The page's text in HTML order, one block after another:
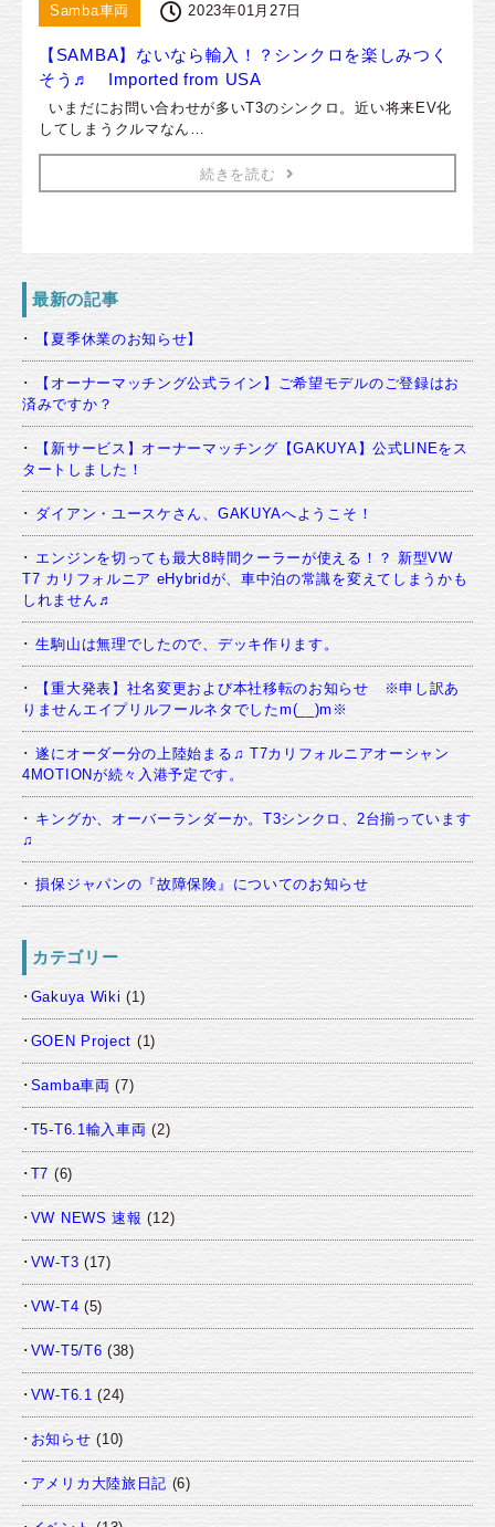
Samba車両 2023年01月27日
【SAMBA】ないなら輸入！？シンクロを楽しみつく
そう♬ Imported from USA
いまだにお問い合わせが多いT3のシンクロ。近い将来EV化
してしまうクルマなん…
続きを読む
最新の記事
【夏季休業のお知らせ】
【オーナーマッチング公式ライン】ご希望モデルのご登録はお
済みですか？
【新サービス】オーナーマッチング【GAKUYA】公式LINEをス
タートしました！
ダイアン・ユースケさん、GAKUYAへようこそ！
エンジンを切っても最大8時間クーラーが使える！？ 新型VW
T7 カリフォルニア eHybridが、車中泊の常識を変えてしまうかも
しれません♬
生駒山は無理でしたので、デッキ作ります。
【重大発表】社名変更および本社移転のお知らせ ※申し訳あ
りませんエイプリルフールネタでしたm(__)m※
遂にオーダー分の上陸始まる♫ T7カリフォルニアオーシャン
4MOTIONが続々入港予定です。
キングか、オーバーランダーか。T3シンクロ、2台揃っています
♫
損保ジャパンの『故障保険』についてのお知らせ
カテゴリー
Gakuya Wiki (1)
GOEN Project (1)
Samba車両 (7)
T5-T6.1輸入車両 (2)
T7 (6)
VW NEWS 速報 (12)
VW-T3 (17)
VW-T4 (5)
VW-T5/T6 (38)
VW-T6.1 (24)
お知らせ (10)
アメリカ大陸旅日記 (6)